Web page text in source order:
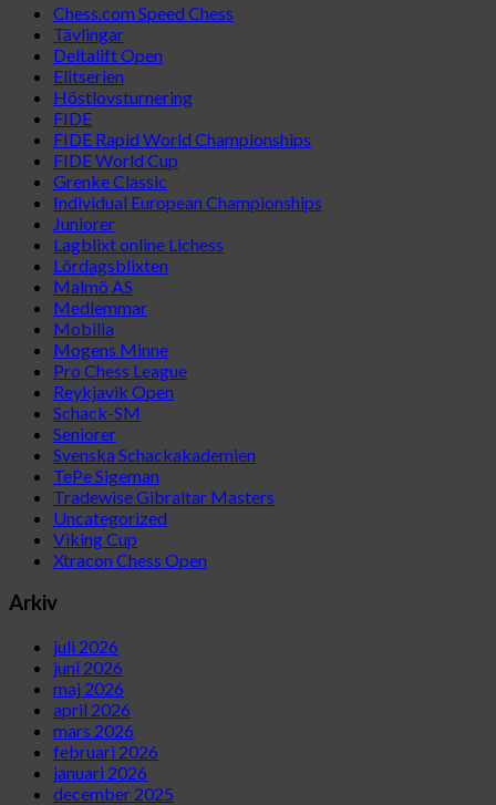
Chess.com Speed Chess
Tävlingar
Deltalift Open
Elitserien
Höstlovsturnering
FIDE
FIDE Rapid World Championships
FIDE World Cup
Grenke Classic
Individual European Championships
Juniorer
Lagblixt online Lichess
Lördagsblixten
Malmö AS
Medlemmar
Mobilia
Mogens Minne
Pro Chess League
Reykjavik Open
Schack-SM
Seniorer
Svenska Schackakademien
TePe Sigeman
Tradewise Gibraltar Masters
Uncategorized
Viking Cup
Xtracon Chess Open
Arkiv
juli 2026
juni 2026
maj 2026
april 2026
mars 2026
februari 2026
januari 2026
december 2025